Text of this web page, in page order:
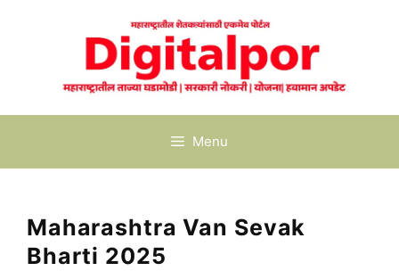
Menu
Maharashtra Van Sevak
Bharti 2025